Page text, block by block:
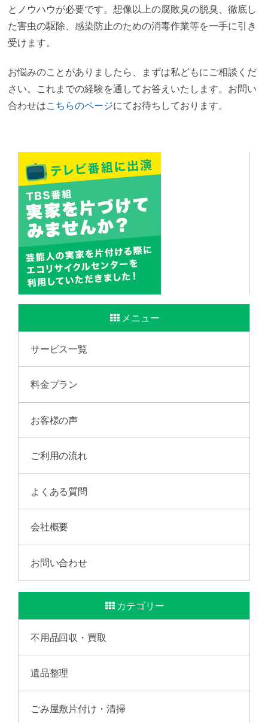
とノウハウが必要です。想像以上の腐敗臭の脱臭、徹底し
た害虫の駆除、感染防止のための消毒作業等を一手に引き
受けます。
お悩みのことがありましたら、まずは私どもにご相談くだ
さい。これまでの経験を通してお答えいたします。お問い
合わせはこちらのページにてお待ちしております。
メニュー
サービス一覧
料金プラン
お客様の声
ご利用の流れ
よくある質問
会社概要
お問い合わせ
カテゴリー
不用品回収・買取
遺品整理
ごみ屋敷片付け・清掃